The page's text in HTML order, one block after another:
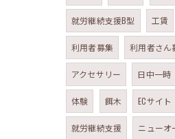
就労継続支援B型 工賃
利用者募集 利用者さん
アクセサリー 日中一時
体験 餌木 ECサイト
就労継続支援 ニューオ